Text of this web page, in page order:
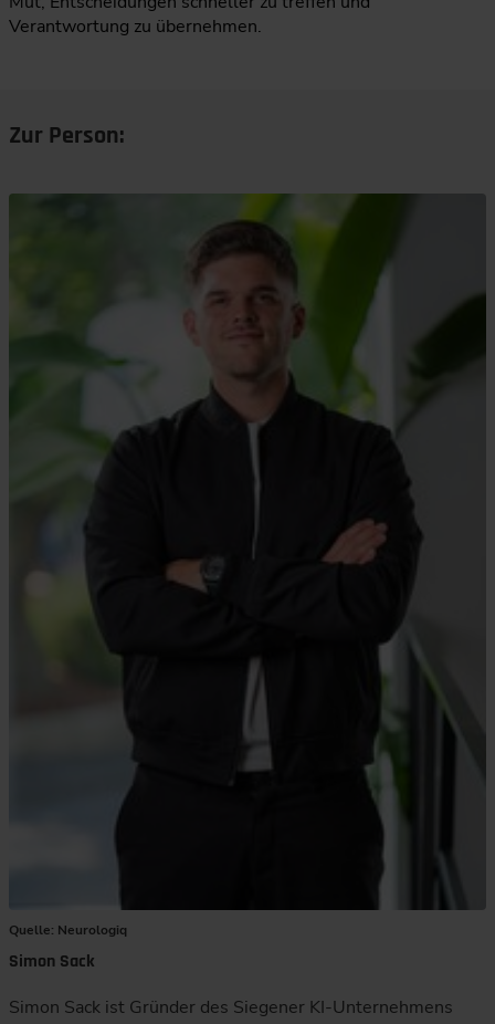
Verantwortung zu übernehmen.
Zur Person:
Quelle: Neurologiq
Simon Sack
Simon Sack ist Gründer des Siegener KI-Unternehmens